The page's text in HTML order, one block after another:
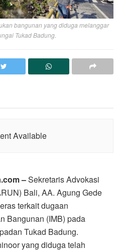
bangunan yang diduga melanggar
Tukad Badung.
Available
–Sekretaris Advokasi
Bali, AA. Agung Gede
terkait dugaan
Bangunan (IMB) pada
Tukad Badung.
yang diduga telah